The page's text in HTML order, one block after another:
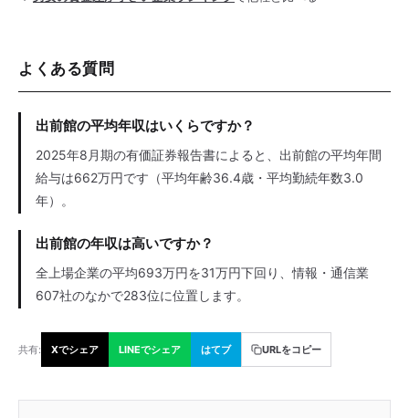
よくある質問
出前館の平均年収はいくらですか？
2025年8月期の有価証券報告書によると、出前館の平均年間
給与は662万円です（平均年齢36.4歳・平均勤続年数3.0
年）。
出前館の年収は高いですか？
全上場企業の平均693万円を31万円下回り、情報・通信業
607社のなかで283位に位置します。
共有: Xでシェア LINEでシェア はてブ URLをコピー